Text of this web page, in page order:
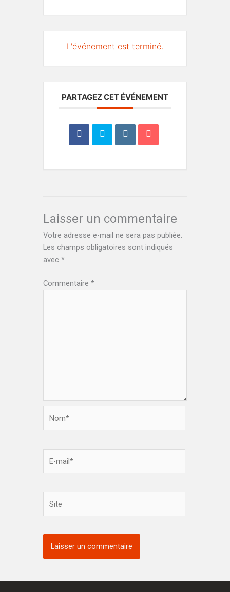
L'événement est terminé.
PARTAGEZ CET ÉVÉNEMENT
Laisser un commentaire
Votre adresse e-mail ne sera pas publiée.
Les champs obligatoires sont indiqués
avec *
Commentaire *
mail*